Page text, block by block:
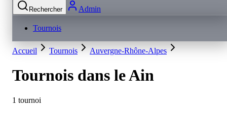
Rechercher Admin
Tournois
Accueil Tournois Auvergne-Rhône-Alpes
Tournois dans leAin
1 tournoi